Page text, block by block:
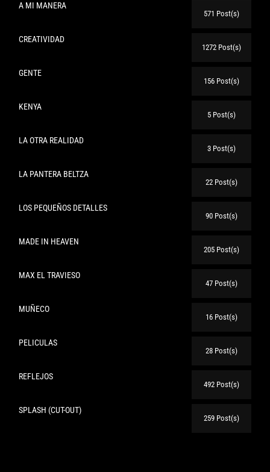
A MI MANERA
571 Post(s)
CREATIVIDAD
1272 Post(s)
GENTE
156 Post(s)
KENYA
5 Post(s)
LA OTRA REALIDAD
3 Post(s)
LA PANTERA BELTZA
22 Post(s)
LOS PEQUEÑOS DETALLES
90 Post(s)
MADE IN HEAVEN
205 Post(s)
MAX EL TRAVIESO
47 Post(s)
MUÑECO
16 Post(s)
PELICULAS
28 Post(s)
REFLEJOS
492 Post(s)
SPLASH (CUT-OUT)
259 Post(s)